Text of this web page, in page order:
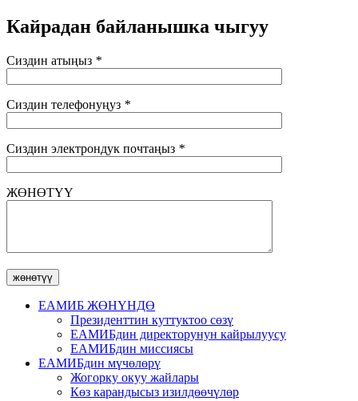
Кайрадан байланышка чыгуу
Сиздин атыңыз *
Сиздин телефонуңуз *
Сиздин электрондук почтаңыз *
ЖӨНӨТҮҮ
ЕАМИБ ЖӨНҮНДӨ
Президенттин куттуктоо сөзү
ЕАМИБдин директорунун кайрылуусу
ЕАМИБдин миссиясы
ЕАМИБдин мүчөлөрү
Жогорку окуу жайлары
Көз карандысыз изилдөөчүлөр